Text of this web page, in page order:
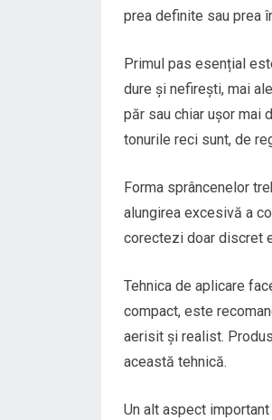
prea definite sau prea
Primul pas esențial
dure și nefirești, mai
păr sau chiar ușor mai
tonurile reci sunt, de
Forma sprâncenelor
alungirea excesivă a
corectezi doar discret
Tehnica de aplicare
compact, este
aerisit și realist.
această tehnică.
Un alt aspect